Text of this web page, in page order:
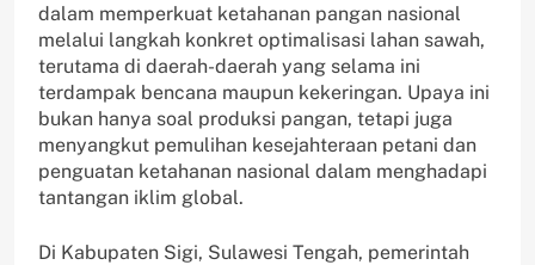
dalam memperkuat ketahanan pangan nasional
melalui langkah konkret optimalisasi lahan sawah,
terutama di daerah-daerah yang selama ini
terdampak bencana maupun kekeringan. Upaya ini
bukan hanya soal produksi pangan, tetapi juga
menyangkut pemulihan kesejahteraan petani dan
penguatan ketahanan nasional dalam menghadapi
tantangan iklim global.
Di Kabupaten Sigi, Sulawesi Tengah, pemerintah